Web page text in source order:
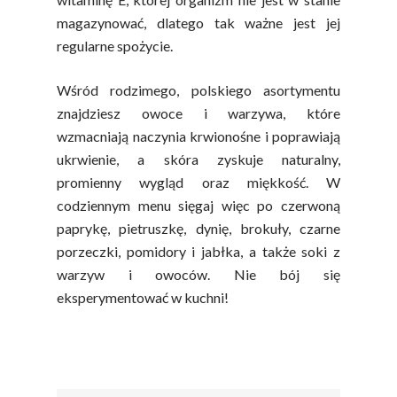
magazynować, dlatego tak ważne jest jej
regularne spożycie.
Wśród rodzimego, polskiego asortymentu
znajdziesz owoce i warzywa, które
wzmacniają naczynia krwionośne i poprawiają
ukrwienie, a skóra zyskuje naturalny,
promienny wygląd oraz miękkość. W
codziennym menu sięgaj więc po czerwoną
paprykę, pietruszkę, dynię, brokuły, czarne
porzeczki, pomidory i jabłka, a także soki z
warzyw i owoców. Nie bój się
eksperymentować w kuchni!
Warzywa I
Owoce
Baza Warzyw I
Kalendarz Warzyw I
Owoców
Soki
Warzywne
Fakty O Sokach
Jakość Soków
Poradnik
Zdrowia